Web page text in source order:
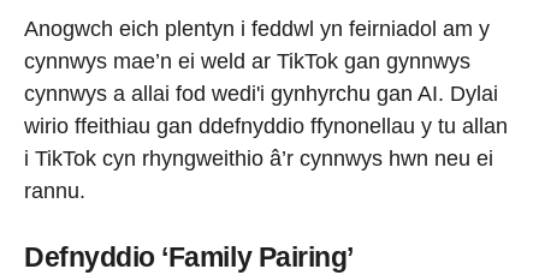
Anogwch eich plentyn i feddwl yn feirniadol am y
cynnwys mae’n ei weld ar TikTok gan gynnwys
cynnwys a allai fod wedi'i gynhyrchu gan AI. Dylai
wirio ffeithiau gan ddefnyddio ffynonellau y tu allan
i TikTok cyn rhyngweithio â’r cynnwys hwn neu ei
rannu.
Defnyddio ‘Family Pairing’